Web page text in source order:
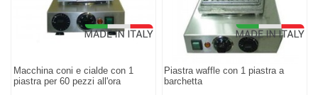
Macchina coni e cialde con 1
piastra per 60 pezzi all'ora
Piastra waffle con 1 piastra a
barchetta